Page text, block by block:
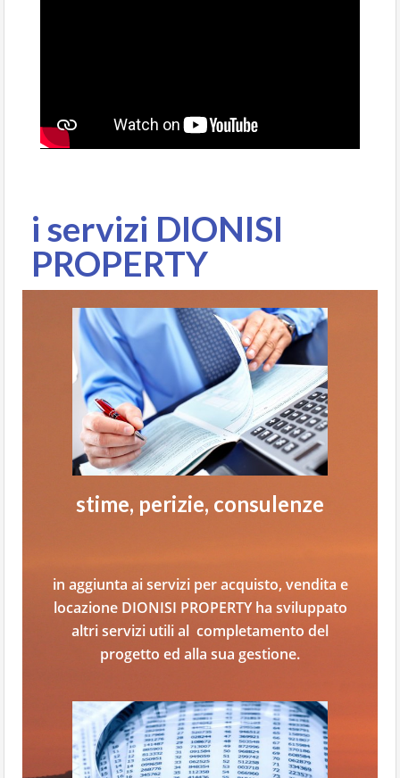
i servizi DIONISI
PROPERTY
stime, perizie, consulenze
in aggiunta ai servizi per acquisto, vendita e
locazione DIONISI PROPERTY ha sviluppato
altri servizi utili al completamento del
progetto ed alla sua gestione.